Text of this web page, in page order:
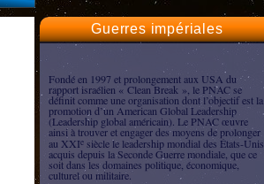
Guerres impériales
Fondé en 1997 et prolongement aux USA du
rapport israélien « Clean Break », le PNAC se
définit comme une organisation dont l’objectif est la
promotion d’un American Global Leadership
(Leadership global américain). Le PNAC œuvre
ainsi à trouver et engager des moyens de prolonger
au XXIe siècle le leadership mondial des États-Unis
acquis depuis la Seconde Guerre mondiale, que ce
soit dans les domaines politique, économique,
culturel ou militaire.